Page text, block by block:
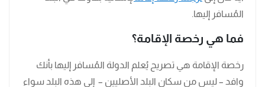
المُسافر إليها.
فما هي رخصة الإقامة؟
رخصة الإقامة هي تصريح يُعلم الدولة المُسافر إليها بأنك
وافد – ليس من سكان البلد الأصليين – إلى هذه البلد سواء